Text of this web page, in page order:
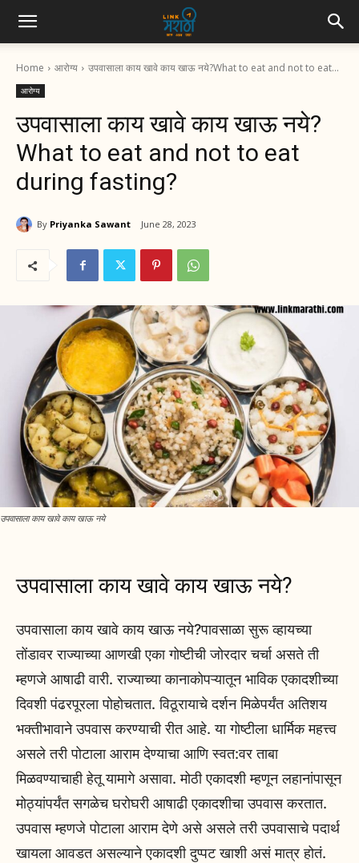
Home आरोग्य उपवासाला काय खावे काय खाऊ नये?What to eat and not to eat...
आरोग्य
उपवासाला काय खावे काय खाऊ नये?
What to eat and not to eat
during fasting?
By Priyanka Sawant June 28, 2023
उपवासाला काय खावे काय खाऊ नये
उपवासाला काय खावे काय खाऊ नये?
उपवासाला काय खावे काय खाऊ नये?पावसाळा सुरू व्हायच्या
तोंडावर राज्याच्या आणखी एका गोष्टीची जोरदार चर्चा असते ती
म्हणजे आषाढी वारी. राज्याच्या कानाकोपऱ्यातून भाविक एकादशीच्या
दिवशी पंढरपूरला पोहोचतात. विठूरायाचे दर्शन मिळेपर्यंत अतिशय
भक्तीभावाने उपवास करण्याची रीत आहे. या गोष्टीला धार्मिक महत्त्व
असले तरी पोटाला आराम देण्याचा आणि स्वत:वर ताबा
मिळवण्याचाही हेतू यामागे असावा. मोठी एकादशी म्हणून लहानांपासून
मोठ्यांपर्यंत सगळेच घरोघरी आषाढी एकादशीचा उपवास करतात.
उपवास म्हणजे पोटाला आराम देणे असे असले तरी उपवासाचे पदार्थ
खायला आवडत असल्याने एकादशी दुप्पट खाशी असं मात्र होतं.